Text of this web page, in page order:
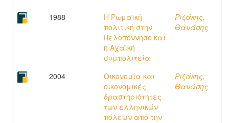
1988
Η Ρωμαϊκή
πολιτική στην
Πελοπόννησο και
η Αχαϊκή
συμπολιτεία
Ριζάκης,
Θανάσης
2004
Οικονομία και
οικονομικές
δραστηριότητες
των ελληνικών
πόλεων από την
Ριζάκης,
Θανάσης